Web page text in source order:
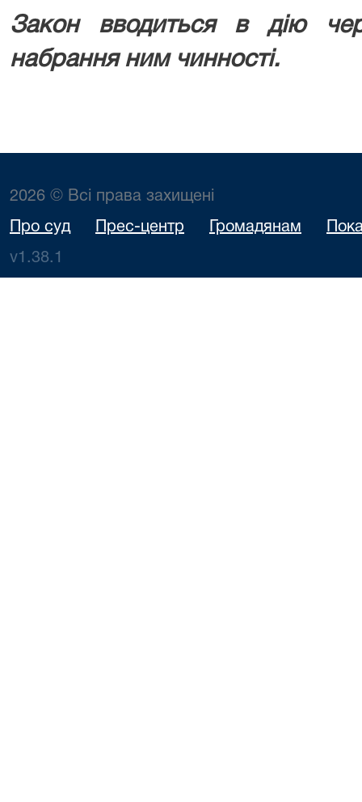
Закон вводиться в дію
набрання ним чинності.
2026 © Всі права захищені
Про суд Прес-центр Громадянам
v1.38.1